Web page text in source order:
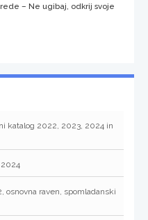
– Ne ugibaj, odkrij svoje
katalog 2022, 2023, 2024 in
osnovna raven, spomladanski